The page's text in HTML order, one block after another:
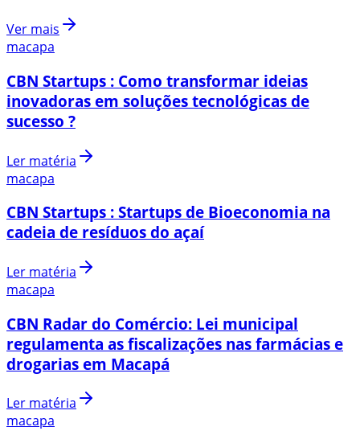
Ver mais
macapa
CBN Startups : Como transformar ideias
inovadoras em soluções tecnológicas de
sucesso ?
Ler matéria
macapa
CBN Startups : Startups de Bioeconomia na
cadeia de resíduos do açaí
Ler matéria
macapa
CBN Radar do Comércio: Lei municipal
regulamenta as fiscalizações nas farmácias e
drogarias em Macapá
Ler matéria
macapa